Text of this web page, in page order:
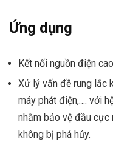
Ứng dụng
Kết nối nguồn điện
Xử lý vấn đề rung lắc
máy phát điện,…. với
nhằm bảo vệ đầu cực
không bị phá hủy.